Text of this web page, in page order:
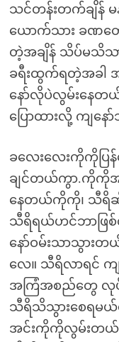
သင်တန်းတက်ချိန်
ယောက်သား ခဏတေ
တဲ့အချိန် သိပ်မသိသ
ခရီးထွက်ရတဲ့အခါ
နော်လိုပဲလွမ်းနေတ
ပြောထားလို့ ကျ
ခလေးလေးကိုကိုပြ
ချင်တယ်ကွာ.ကိုကိုအ
နေတယ်ကိုကို၊ သီရိဆီ
သီရိရယ်ဟင်ဘာဖြ
နော်ဝမ်းသာသွား
လေ။ သီရိလာရင် က
အကြံအစည်တွေ လုပ်
သီရိသိသွားစေရမ
အင်းကိုကိုလွမ်းတယ်